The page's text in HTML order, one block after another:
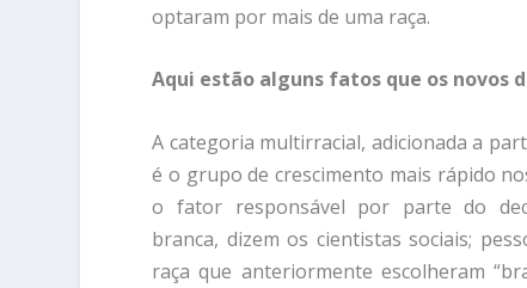
optaram por mais de uma raça.
Aqui estão alguns fatos que os novos
A categoria multirracial, adicionada a
é o grupo de crescimento mais rápido
o fator responsável por parte do
branca, dizem os cientistas sociais;
raça que anteriormente escolheram